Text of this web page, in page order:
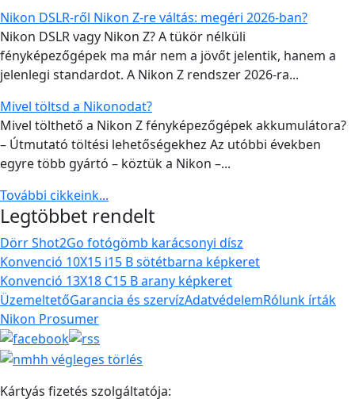
Nikon DSLR-ről Nikon Z-re váltás: megéri 2026-ban?
Nikon DSLR vagy Nikon Z? A tükör nélküli
fényképezőgépek ma már nem a jövőt jelentik, hanem a
jelenlegi standardot. A Nikon Z rendszer 2026-ra...
Mivel töltsd a Nikonodat?
Mivel tölthető a Nikon Z fényképezőgépek akkumulátora?
– Útmutató töltési lehetőségekhez Az utóbbi években
egyre több gyártó – köztük a Nikon –...
További cikkeink...
Legtöbbet rendelt
Dörr Shot2Go fotógömb karácsonyi dísz
Konvenció 10X15 i15 B sötétbarna képkeret
Konvenció 13X18 C15 B arany képkeret
ÜzemeltetőGarancia és szervízAdatvédelemRólunk írták
Nikon Prosumer
Kártyás fizetés szolgáltatója: